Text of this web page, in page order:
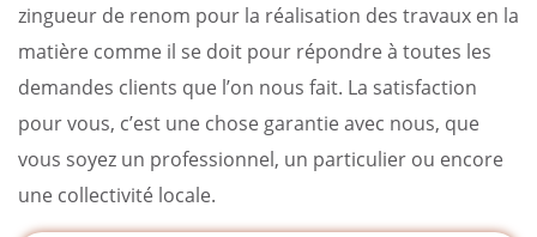
zingueur de renom pour la réalisation des travaux en la
matière comme il se doit pour répondre à toutes les
demandes clients que l’on nous fait. La satisfaction
pour vous, c’est une chose garantie avec nous, que
vous soyez un professionnel, un particulier ou encore
une collectivité locale.